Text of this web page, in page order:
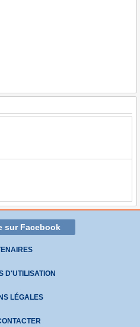
sur Facebook
D'UTILISATION
LÉGALES